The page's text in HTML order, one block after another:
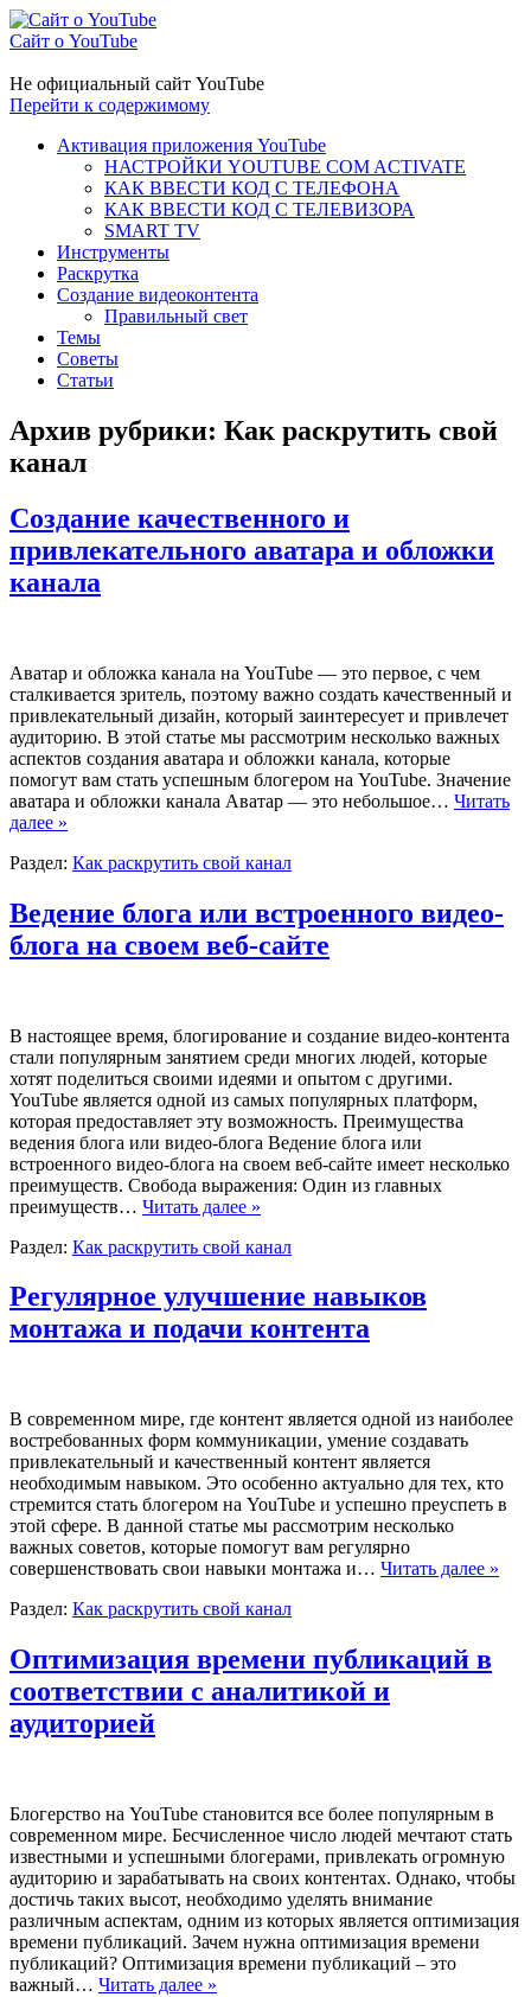
Сайт о YouTube
Не официальный сайт YouTube
Перейти к содержимому
Активация приложения YouTube
НАСТРОЙКИ YOUTUBE COM ACTIVATE
КАК ВВЕСТИ КОД С ТЕЛЕФОНА
КАК ВВЕСТИ КОД С ТЕЛЕВИЗОРА
SMART TV
Инструменты
Раскрутка
Создание видеоконтента
Правильный свет
Темы
Советы
Статьи
Архив рубрики: Как раскрутить свой
канал
Создание качественного и
привлекательного аватара и обложки
канала
Аватар и обложка канала на YouTube — это первое, с чем
сталкивается зритель, поэтому важно создать качественный и
привлекательный дизайн, который заинтересует и привлечет
аудиторию. В этой статье мы рассмотрим несколько важных
аспектов создания аватара и обложки канала, которые
помогут вам стать успешным блогером на YouTube. Значение
аватара и обложки канала Аватар — это небольшое… Читать
далее »
Раздел: Как раскрутить свой канал
Ведение блога или встроенного видео-
блога на своем веб-сайте
В настоящее время, блогирование и создание видео-контента
стали популярным занятием среди многих людей, которые
хотят поделиться своими идеями и опытом с другими.
YouTube является одной из самых популярных платформ,
которая предоставляет эту возможность. Преимущества
ведения блога или видео-блога Ведение блога или
встроенного видео-блога на своем веб-сайте имеет несколько
преимуществ. Свобода выражения: Один из главных
преимуществ… Читать далее »
Раздел: Как раскрутить свой канал
Регулярное улучшение навыков
монтажа и подачи контента
В современном мире, где контент является одной из наиболее
востребованных форм коммуникации, умение создавать
привлекательный и качественный контент является
необходимым навыком. Это особенно актуально для тех, кто
стремится стать блогером на YouTube и успешно преуспеть в
этой сфере. В данной статье мы рассмотрим несколько
важных советов, которые помогут вам регулярно
совершенствовать свои навыки монтажа и… Читать далее »
Раздел: Как раскрутить свой канал
Оптимизация времени публикаций в
соответствии с аналитикой и
аудиторией
Блогерство на YouTube становится все более популярным в
современном мире. Бесчисленное число людей мечтают стать
известными и успешными блогерами, привлекать огромную
аудиторию и зарабатывать на своих контентах. Однако, чтобы
достичь таких высот, необходимо уделять внимание
различным аспектам, одним из которых является оптимизация
времени публикаций. Зачем нужна оптимизация времени
публикаций? Оптимизация времени публикаций – это
важный… Читать далее »